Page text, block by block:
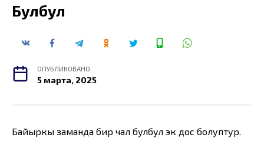
Булбул
ОПУБЛИКОВАНО
5 марта, 2025
Байыркы заманда бир чал булбул экөө дос болуптур.